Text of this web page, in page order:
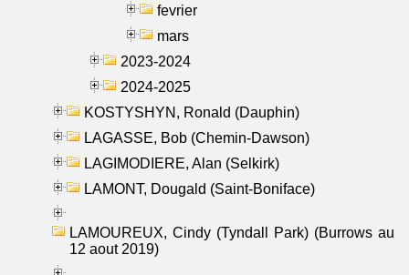
fevrier
mars
2023-2024
2024-2025
KOSTYSHYN, Ronald (Dauphin)
LAGASSE, Bob (Chemin-Dawson)
LAGIMODIERE, Alan (Selkirk)
LAMONT, Dougald (Saint-Boniface)
LAMOUREUX, Cindy (Tyndall Park) (Burrows au
12 aout 2019)